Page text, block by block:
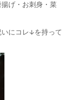
げ・お刺身・菜
にコレ↓を持って